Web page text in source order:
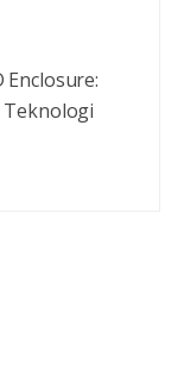
Enclosure:
Teknologi